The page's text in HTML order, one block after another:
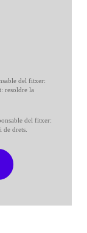
del fitxer:
resoldre la
del fitxer:
de drets.